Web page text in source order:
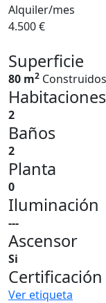
Alquiler/mes
4.500 €
Superficie
80 m2 Construidos
Habitaciones
2
Baños
2
Planta
0
Iluminación
---
Ascensor
Si
Ver etiqueta